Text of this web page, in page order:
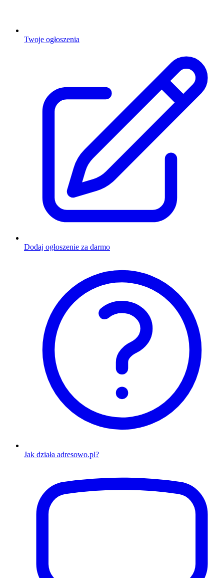
Twoje ogłoszenia
Dodaj ogłoszenie za darmo
Jak działa adresowo.pl?